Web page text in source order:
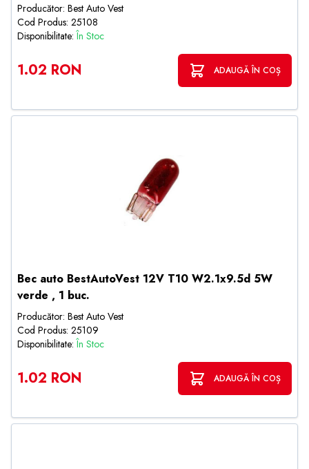
Producător: Best Auto Vest
Cod Produs: 25108
Disponibilitate:În Stoc
1.02 RON ADAUGĂ ÎN COȘ
Bec auto BestAutoVest 12V T10 W2.1x9.5d 5W
verde , 1 buc.
Producător: Best Auto Vest
Cod Produs: 25109
Disponibilitate:În Stoc
1.02 RON ADAUGĂ ÎN COȘ